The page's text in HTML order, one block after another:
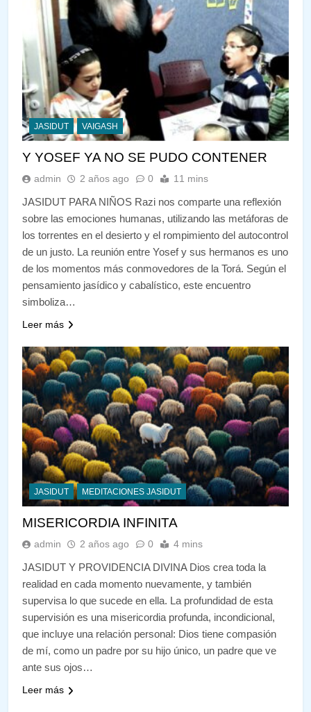
JASIDUT VAIGASH
Y YOSEF YA NO SE PUDO CONTENER
admin 2 años ago 0 11 mins
JASIDUT PARA NIÑOS Razi nos comparte una reflexión
sobre las emociones humanas, utilizando las metáforas de
los torrentes en el desierto y el rompimiento del autocontrol
de un justo. La reunión entre Yosef y sus hermanos es uno
de los momentos más conmovedores de la Torá. Según el
pensamiento jasídico y cabalístico, este encuentro
simboliza…
Leer más
JASIDUT MEDITACIONES JASIDUT
MISERICORDIA INFINITA
admin 2 años ago 0 4 mins
JASIDUT Y PROVIDENCIA DIVINA Dios crea toda la
realidad en cada momento nuevamente, y también
supervisa lo que sucede en ella. La profundidad de esta
supervisión es una misericordia profunda, incondicional,
que incluye una relación personal: Dios tiene compasión
de mí, como un padre por su hijo único, un padre que ve
ante sus ojos…
Leer más